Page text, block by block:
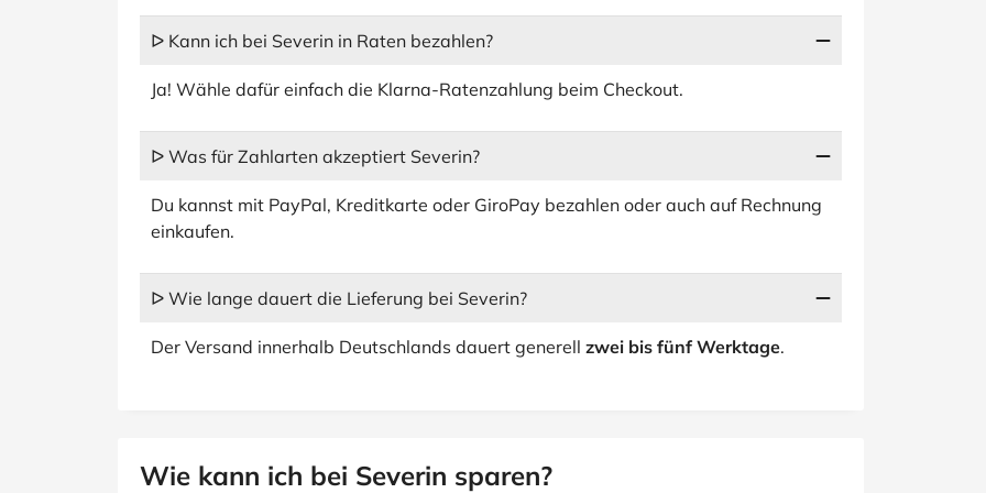
ᐅ Kann ich bei Severin in Raten bezahlen?
Ja! Wähle dafür einfach die Klarna-Ratenzahlung beim Checkout.
ᐅ Was für Zahlarten akzeptiert Severin?
Du kannst mit PayPal, Kreditkarte oder GiroPay bezahlen oder auch auf Rechnung
einkaufen.
ᐅ Wie lange dauert die Lieferung bei Severin?
Der Versand innerhalb Deutschlands dauert generell zwei bis fünf Werktage.
Wie kann ich bei Severin sparen?